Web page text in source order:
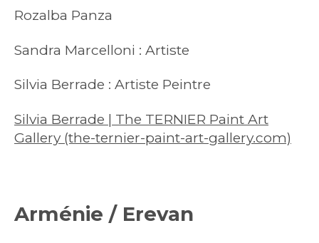
Rozalba Panza
Sandra Marcelloni : Artiste
Silvia Berrade : Artiste Peintre
Silvia Berrade | The TERNIER Paint Art
Gallery (the-ternier-paint-art-gallery.com)
Arménie / Erevan